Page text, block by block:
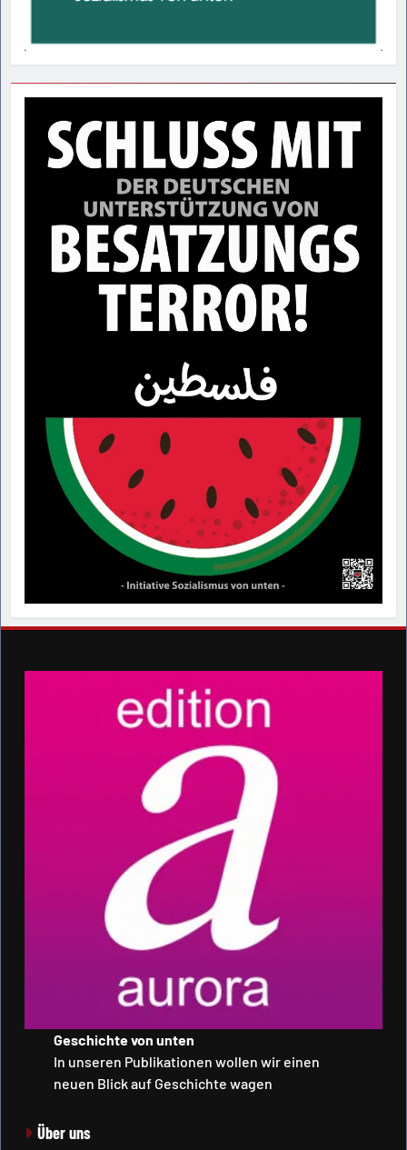
Geschichte von unten
In unseren Publikationen wollen wir einen
neuen Blick auf Geschichte wagen
Über uns